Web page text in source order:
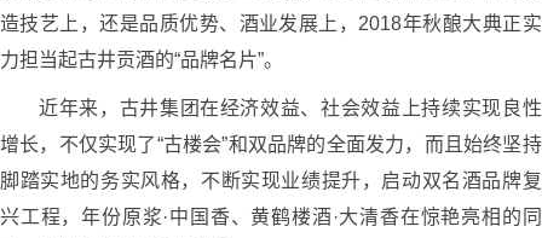
造技艺上，还是品质优势、酒业发展上，2018年秋酿大典正实
力担当起古井贡酒的“品牌名片”。
近年来，古井集团在经济效益、社会效益上持续实现良性
增长，不仅实现了“古楼会”和双品牌的全面发力，而且始终坚持
脚踏实地的务实风格，不断实现业绩提升，启动双名酒品牌复
兴工程，年份原浆·中国香、黄鹤楼酒·大清香在惊艳亮相的同